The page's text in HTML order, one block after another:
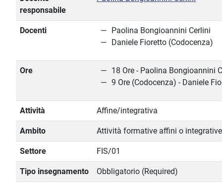
responsabile
Docenti
Paolina Bongioannini Cerlini
Daniele Fioretto (Codocenza)
Ore
18 Ore - Paolina Bongioannini
9 Ore (Codocenza) - Daniele
Attività Affine/integrativa
Ambito Attività formative affini o integrative
Settore FIS/01
Tipo insegnamento Obbligatorio (Required)